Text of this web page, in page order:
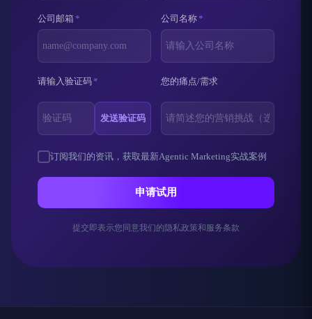
公司邮箱* 公司名称*
请输入验证码*
发送验证码
您的痛点/需求
订阅我们的资讯，获取最新Agentic Marketing实战案例
申请试用
提交即表示您同意我们的隐私政策和服务条款